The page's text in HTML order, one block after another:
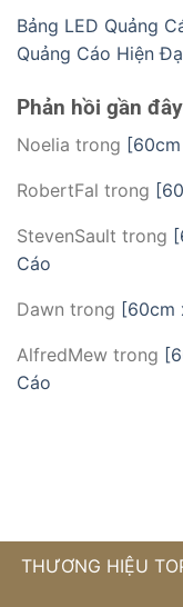
Bảng LED Quảng
Quảng Cáo Hiện
Phản hồi gần đây
Noelia trong
RobertFal trong
StevenSault trong
Cáo
Dawn trong [60cm
AlfredMew trong
Cáo
THƯƠNG HIỆU